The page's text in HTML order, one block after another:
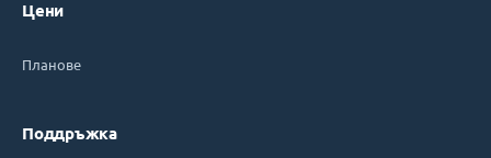
Цени
Планове
Поддръжка